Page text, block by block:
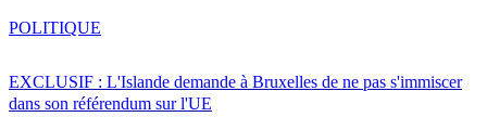
EXCLUSIF : L'Islande demande à Bruxelles de ne pas s'immiscer
dans son référendum sur l'UE
POLITIQUE